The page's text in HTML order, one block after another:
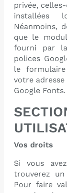
privée,
installées
Néanmoins,
que le
fourni par
polices
le
votre
Google Fonts.
Vos droits
Si vous
trouverez
Pour faire